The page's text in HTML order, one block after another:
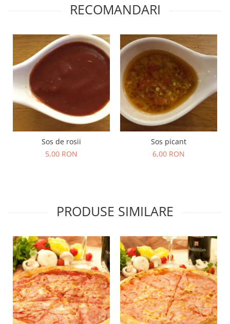
RECOMANDARI
Sos de rosii
5,00 RON
Sos picant
6,00 RON
PRODUSE SIMILARE